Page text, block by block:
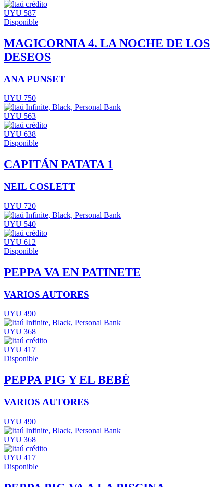
UYU 587
Disponible
MAGICORNIA 4. LA NOCHE DE LOS
DESEOS
ANA PUNSET
UYU 750
UYU 563
UYU 638
Disponible
CAPITÁN PATATA 1
NEIL COSLETT
UYU 720
UYU 540
UYU 612
Disponible
PEPPA VA EN PATINETE
VARIOS AUTORES
UYU 490
UYU 368
UYU 417
Disponible
PEPPA PIG Y EL BEBÉ
VARIOS AUTORES
UYU 490
UYU 368
UYU 417
Disponible